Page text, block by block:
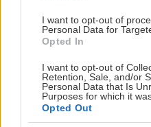
I want to opt-out of
Personal Data for
Opted In
I want to opt-out of
Retention, Sale, and/or
Personal Data that Is
Purposes for which it
Opted Out
Πόσα χάπια θες να μας